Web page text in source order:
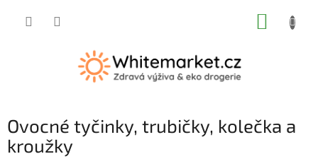
Ovocné tyčinky, trubičky, kolečka a
kroužky